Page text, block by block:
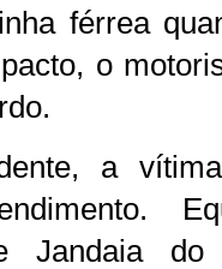
férrea
o
a
Jandaia